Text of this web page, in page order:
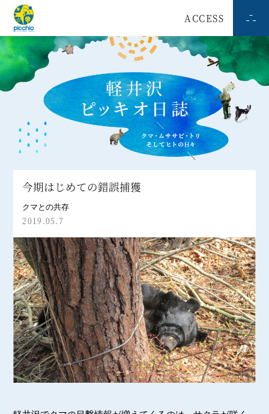
ACCESS
今期はじめての錯誤捕獲
クマとの共存
2019.05.7